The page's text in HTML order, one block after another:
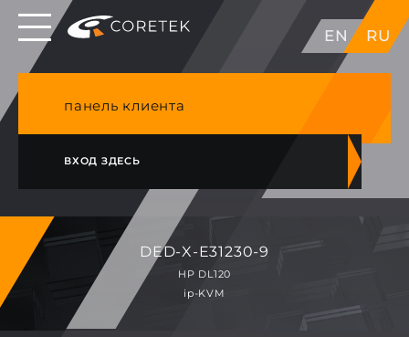
EN RU
Выделенные серверы в ЕС, Японии, ГК, США
NVME VPS & cPanel премиум хостинг в
панель клиента
ВХОД ЗДЕСЬ
DED-X-E31230-9
HP DL120
ip-KVM